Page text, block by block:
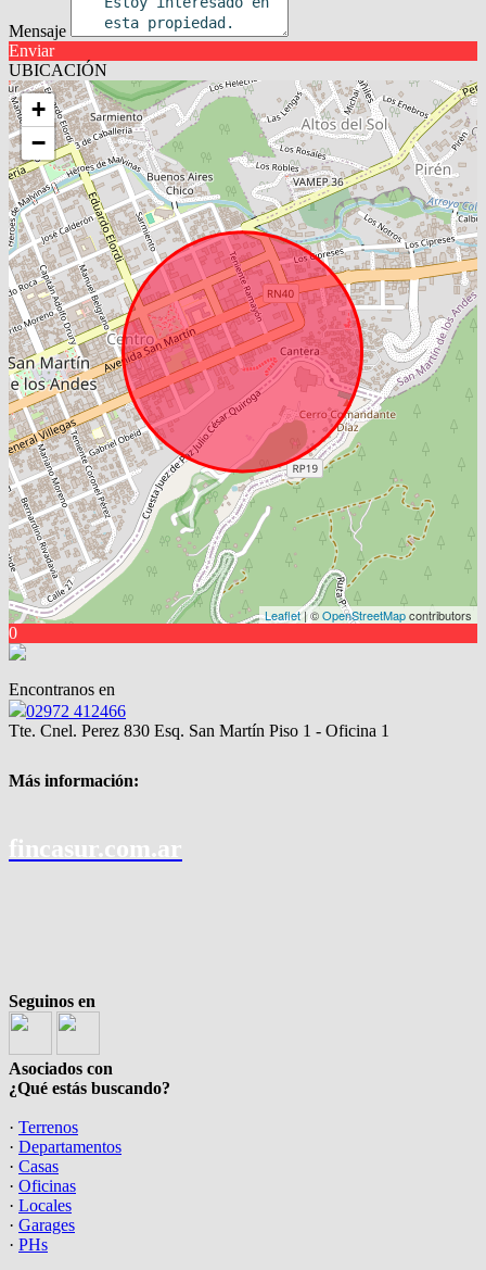
Mensaje
Enviar
UBICACIÓN
+
−
Leaflet| ©OpenStreetMapcontributors
0
Encontranos en
02972 412466
Tte. Cnel. Perez 830 Esq. San Martín Piso 1 - Oficina 1
Más información:
fincasur.com.ar
Seguinos en
Asociados con
¿Qué estás buscando?
· Terrenos
· Departamentos
· Casas
· Oficinas
· Locales
· Garages
· PHs